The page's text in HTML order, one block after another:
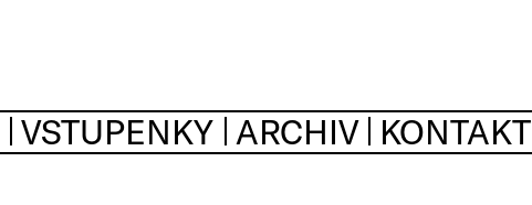
VSTUPENKY ARCHIV KONTAKT